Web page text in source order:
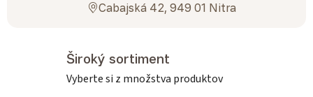
Cabajská 42, 949 01 Nitra
Široký sortiment
Vyberte si z množstva produktov